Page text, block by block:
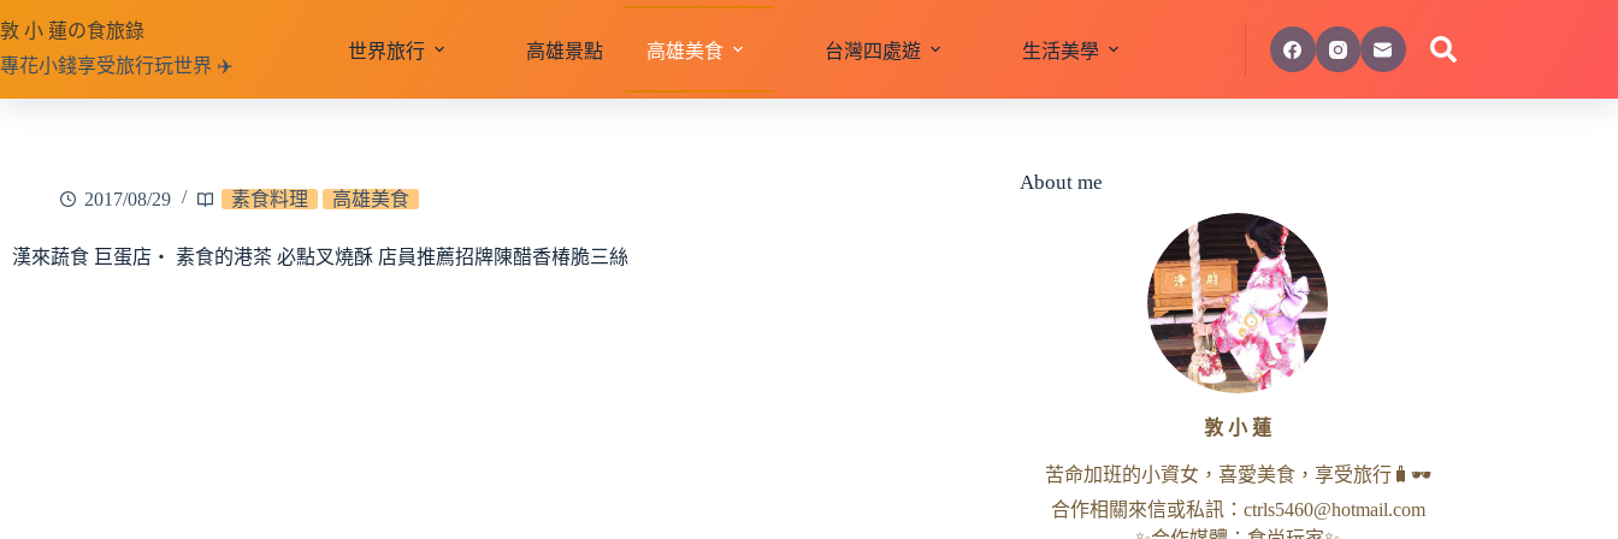
至
主
要
敦 小 蓮の食旅錄
專花小錢享受旅行玩世界 ✈️
世界旅行 高雄景點 高雄美食 台灣四處遊 生活美學
2017/08/29 素食料理 高雄美食
漢來蔬食 巨蛋店‧ 素食的港茶 必點叉燒酥 店員推薦招牌陳醋香椿脆三絲
About me
敦 小 蓮
苦命加班的小資女，喜愛美食，享受旅行🧳🕶
合作相關來信或私訊： ctrls5460@hotmail.com